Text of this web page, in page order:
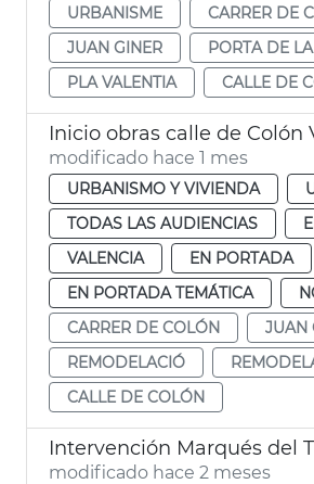
URBANISME
CARRER DE
JUAN GINER
PORTA DE
PLA VALENTIA
CALLE DE
Inicio obras calle de Colón
modificado hace 1 mes
URBANISMO Y VIVIENDA
TODAS LAS AUDIENCIAS
VALENCIA
EN PORTADA
EN PORTADA TEMÁTICA
CARRER DE COLÓN
JUAN
REMODELACIÓ
CALLE DE COLÓN
modificado hace 2 meses